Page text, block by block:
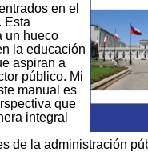
en el
Esta
un hueco
la educación
aspiran a
público. Mi
manual es
que
integral
de la administración